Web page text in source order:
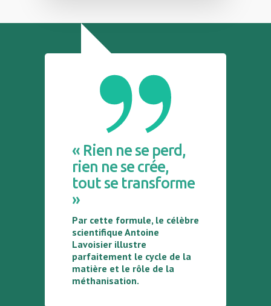
« Rien ne se perd,
rien ne se crée,
tout se transforme
»
Par cette formule, le célèbre
scientifique Antoine
Lavoisier illustre
parfaitement le cycle de la
matière et le rôle de la
méthanisation.